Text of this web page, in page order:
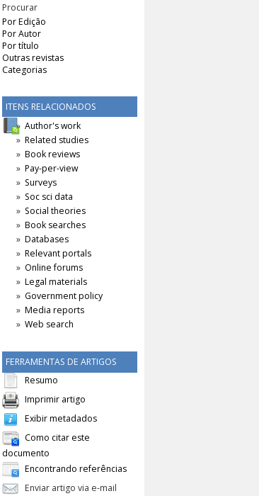
Procurar
Por Edição
Por Autor
Por título
Outras revistas
Categorias
ITENS RELACIONADOS
Author's work
Related studies
Book reviews
Pay-per-view
Surveys
Soc sci data
Social theories
Book searches
Databases
Relevant portals
Online forums
Legal materials
Government policy
Media reports
Web search
FERRAMENTAS DE ARTIGOS
Resumo
Imprimir artigo
Exibir metadados
Como citar este
documento
Encontrando referências
Enviar artigo via e-mail